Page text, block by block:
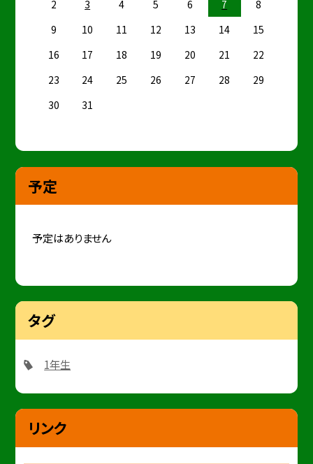
2
3 4 5 6 7
8
9
10 11 12 13 14
15
16
17 18 19 20 21
22
23
24 25 26 27 28
29
30
31
予定
予定はありません
タグ
1年生
リンク